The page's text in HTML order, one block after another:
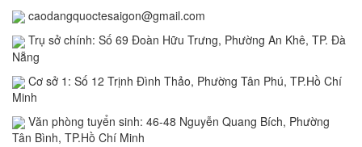
caodangquoctesaigon@gmail.com
Trụ sở chính: Số 69 Đoàn Hữu Trưng, Phường An Khê, TP. Đà
Nẵng
Cơ sở 1: Số 12 Trịnh Đình Thảo, Phường Tân Phú, TP.Hồ Chí
Minh
Văn phòng tuyển sinh: 46-48 Nguyễn Quang Bích, Phường
Tân Bình, TP.Hồ Chí Minh